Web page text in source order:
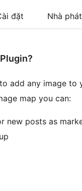
đặt Nhà
add any image to
map you can:
new posts as